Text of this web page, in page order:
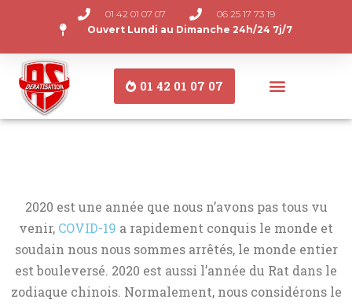
01 42 01 07 07
06 25 17 73 19
Ouvert Lundi au Dimanche 24h/24 7j/7
01 42 01 07 07
2020 est une année que nous n’avons pas tous vu
venir, COVID-19 a rapidement conquis le monde et
soudain nous nous sommes arrêtés, le monde entier
est bouleversé. 2020 est aussi l’année du Rat dans le
zodiaque chinois. Normalement, nous considérons le